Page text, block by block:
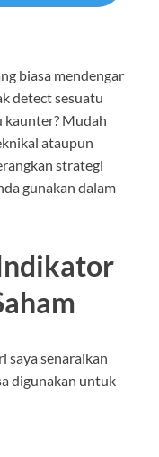
biasa mendengar
detect sesuatu
kaunter? Mudah
ataupun
strategi
gunakan dalam
saya senaraikan
digunakan untuk